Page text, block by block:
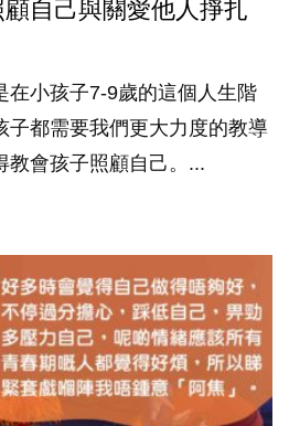
自己與關愛他人掙扎
在小孩子7-9歲的這個人生階
子都需要我們更大力度的教導
教會孩子照顧自己。...